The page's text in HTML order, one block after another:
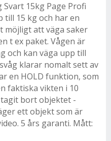
Svart 15kg Page Profi
till 15 kg och har en
möjligt att väga saker
t ex paket. Vågen är
och kan väga upp till
klarar nomalt sett av
en HOLD funktion, som
faktiska vikten i 10
bort objektet -
ett objekt som är
5 års garanti. Mått: